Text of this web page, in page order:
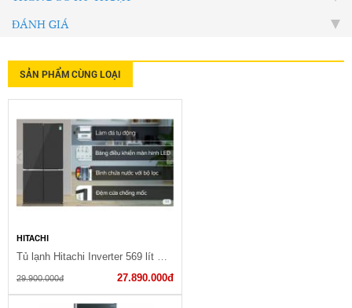
ĐÁNH GIÁ
SẢN PHẨM CÙNG LOẠI
HITACHI
Tủ lạnh Hitachi Inverter 569 lít R-WB640PGV1(GMG)
29.900.000đ 27.890.000đ